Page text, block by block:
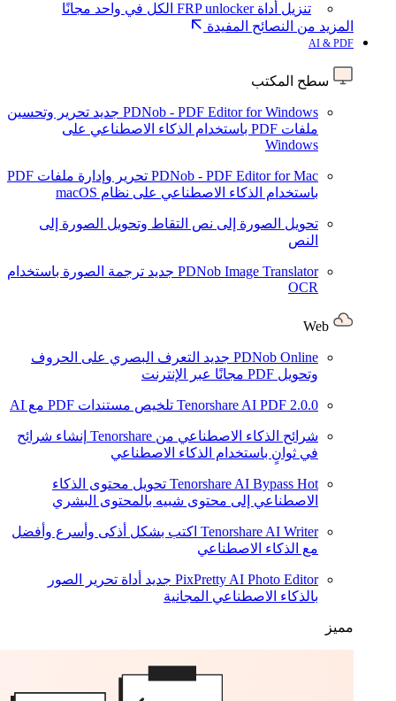
تنزيل أداة FRP unlocker الكل في واحد مجانًا
المزيد من النصائح المفيدة
AI & PDF
سطح المكتب
PDNob - PDF Editor for Windows جديد تحرير وتحسين
ملفات PDF باستخدام الذكاء الاصطناعي على
Windows
PDNob - PDF Editor for Mac
تحرير وإدارة ملفات PDF
باستخدام الذكاء الاصطناعي على نظام macOS
تحويل الصورة إلى نص التقاط وتحويل الصورة إلى
النص
PDNob Image Translator جديد ترجمة الصورة باستخدام
OCR
PDNob Online جديد التعرف البصري على الحروف
وتحويل PDF مجانًا عبر الإنترنت
Tenorshare AI PDF 2.0.0 تلخيص مستندات PDF مع AI
شرائح الذكاء الاصطناعي من Tenorshare
إنشاء شرائح
في ثوانٍ باستخدام الذكاء الاصطناعي
Tenorshare AI Bypass Hot
تحويل محتوى الذكاء
الاصطناعي إلى محتوى شبيه بالمحتوى البشري
Tenorshare AI Writer اكتب بشكل أذكى وأسرع وأفضل
مع الذكاء الاصطناعي
PixPretty AI Photo Editor جديد أداة تحرير الصور
بالذكاء الاصطناعي المجانية
مميز